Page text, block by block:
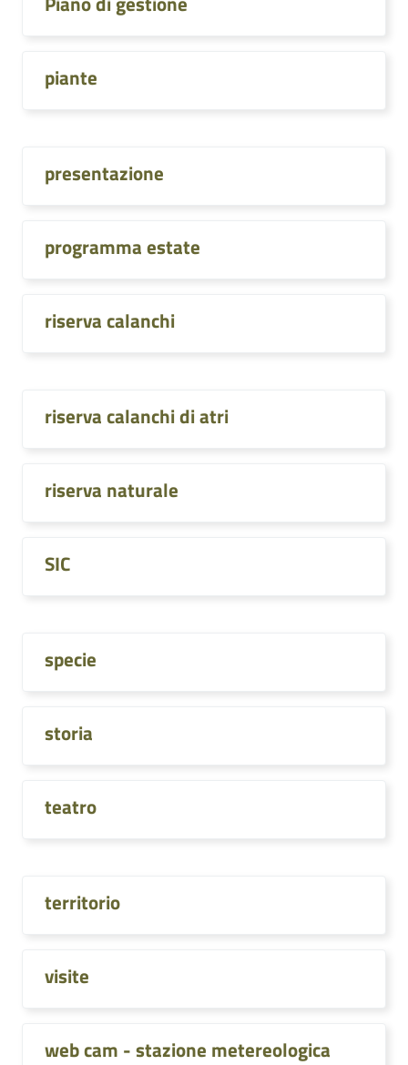
piante
presentazione
programma estate
riserva calanchi
riserva calanchi di atri
riserva naturale
SIC
specie
storia
teatro
territorio
visite
web cam - stazione metereologica